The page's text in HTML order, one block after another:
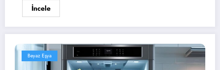
İncele
Beyaz Eşya